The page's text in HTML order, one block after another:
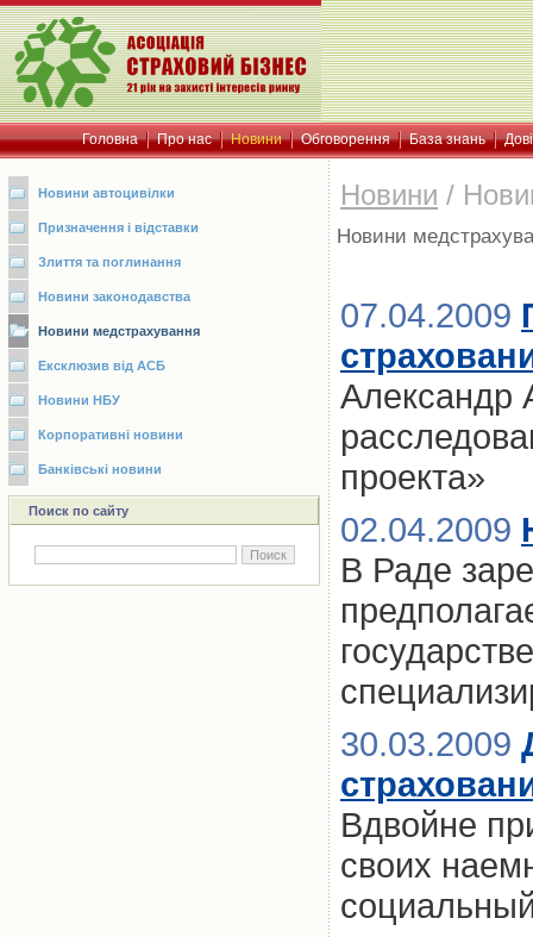
Головна Про нас Новини Обговорення База знань
Новини автоцивілки
Призначення і відставки
Злиття та поглинання
Новини законодавства
Новини медстрахування
Ексклюзив від АСБ
Новини НБУ
Корпоративні новини
Банківські новини
Поиск по сайту
Новини /
Новини
07.04.2009
Александр
проекта»
02.04.2009
В Раде
30.03.2009
Вдвойне
своих